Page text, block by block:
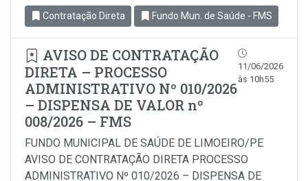
Contratação Direta Fundo Mun. de Saúde - FMS
AVISO DE CONTRATAÇÃO
DIRETA – PROCESSO
ADMINISTRATIVO Nº 010/2026
– DISPENSA DE VALOR nº
008/2026 – FMS
11/06/2026
às 10h55
FUNDO MUNICIPAL DE SAÚDE DE LIMOEIRO/PE
AVISO DE CONTRATAÇÃO DIRETA PROCESSO
ADMINISTRATIVO Nº 010/2026 – DISPENSA DE